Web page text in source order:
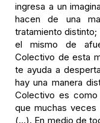
ingresa a un
hacen de una
tratamiento
el mismo de
Colectivo de esta
te ayuda a
hay una manera
Colectivo es
que muchas
(...). En medio de